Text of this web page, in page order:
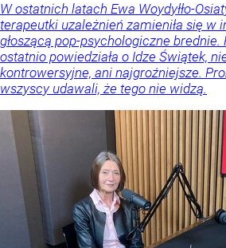
W ostatnich latach Ewa Woydyłło-
terapeutki uzależnień zamieniła się w
głoszącą pop-psychologiczne brednie.
ostatnio powiedziała o Idze Świątek,
kontrowersyjne, ani najgroźniejsze.
wszyscy udawali, że tego nie widzą.